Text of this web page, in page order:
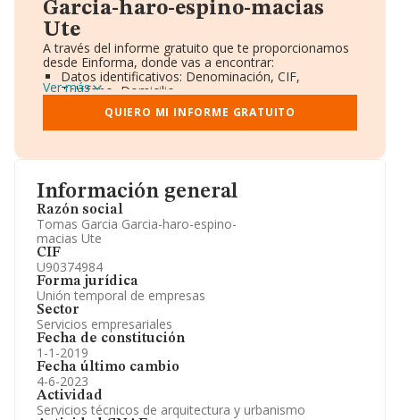
Información general
Razón social
Tomas Garcia Garcia-haro-espino-
macias Ute
CIF
U90374984
Forma jurídica
Unión temporal de empresas
Sector
Servicios empresariales
Fecha de constitución
1-1-2019
Fecha último cambio
4-6-2023
Actividad
Servicios técnicos de arquitectura y urbanismo
Garcia-haro-espino-macias
Ute
A través del informe gratuito que te proporcionamos
desde Einforma, donde vas a encontrar:
Datos identificativos: Denominación, CIF,
Teléfono, Domicilio.
Informe Mercantil Completo (BORME).
Gráficos de Evolución Ventas y Empleados.
Consejo de Administración y Administradores.
Accionistas.
Artículos de prensa publicados sobre la empresa.
Información oficial y registral complementaria.
Ver más
QUIERO MI INFORME GRATUITO